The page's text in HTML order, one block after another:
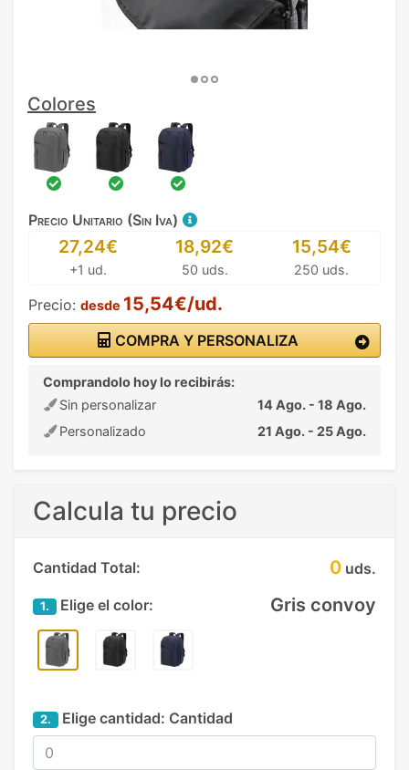
Colores
Precio Unitario (Sin Iva)
27,24€
+1 ud.
18,92€
50 uds.
15,54€
250 uds.
Precio: desde 15,54€/ud.
COMPRA Y PERSONALIZA
Comprandolo hoy lo recibirás:
Sin personalizar
14 Ago. - 18 Ago.
Personalizado
21 Ago. - 25 Ago.
Calcula tu precio
Cantidad Total: 0 uds.
1. Elige el color: Gris convoy
2. Elige cantidad: Cantidad